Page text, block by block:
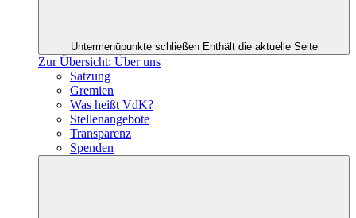
Untermenüpunkte schließen Enthält die aktuelle Seite
Zur Übersicht: Über uns
Satzung
Gremien
Was heißt VdK?
Stellenangebote
Transparenz
Spenden